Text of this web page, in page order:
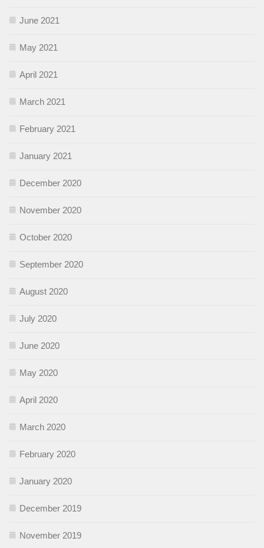
June 2021
May 2021
April 2021
March 2021
February 2021
January 2021
December 2020
November 2020
October 2020
September 2020
August 2020
July 2020
June 2020
May 2020
April 2020
March 2020
February 2020
January 2020
December 2019
November 2019